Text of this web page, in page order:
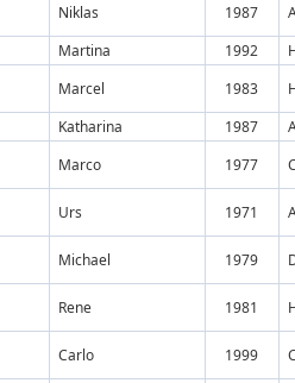
Niklas 1987
Martina 1992
Marcel 1983
Katharina 1987
Marco 1977
Urs 1971
Michael 1979
Rene 1981
Carlo 1999